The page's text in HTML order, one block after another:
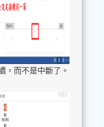
，而不是中斷了。